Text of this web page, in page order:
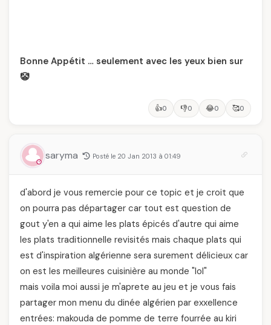
Bonne Appétit … seulement avec les yeux bien sur
🤡
👍0 👎0 😂0 🥰0
saryma Posté le 20 Jan 2013 à 01:49
d'abord je vous remercie pour ce topic et je croit que
on pourra pas départager car tout est question de
gout y'en a qui aime les plats épicés d'autre qui aime
les plats traditionnelle revisités mais chaque plats qui
est d'inspiration algérienne sera surement délicieux car
on est les meilleures cuisinière au monde "lol"
mais voila moi aussi je m'aprete au jeu et je vous fais
partager mon menu du dinée algérien par exxellence
entrées: makouda de pomme de terre fourrée au kiri